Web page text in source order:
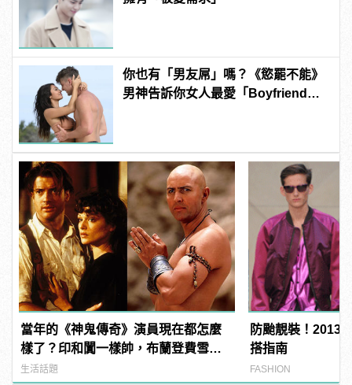
你也有「男友屌」嗎？《慾罷不能》
男神告訴你女人最愛「Boyfriend
當年的《神鬼傳奇》演員現在都怎麼
樣了？印和闐一樣帥，布蘭登費雪大
發福！
生活話題
防颱靚裝！2013
搭指南
FASHION